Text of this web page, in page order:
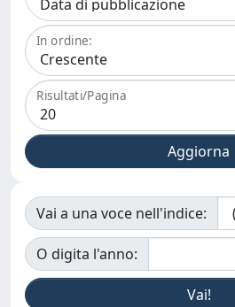
In ordine:
Risultati/Pagina
Vai a una voce nell'indice:
O digita l'anno: